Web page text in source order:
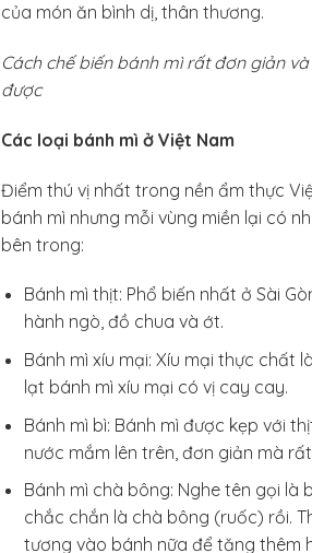
của món ăn bình dị, thân thương.
Cách chế biến bánh mì rất đơn giản
được
Các loại bánh mì ở Việt Nam
Điểm thú vị nhất trong nền ẩm thực
bánh mì nhưng mỗi vùng miền lại có
bên trong:
Bánh mì thịt: Phổ biến nhất ở Sài
hành ngò, đồ chua và ớt.
Bánh mì xíu mại: Xíu mại thực chất
lạt bánh mì xíu mại có vị cay cay.
Bánh mì bì: Bánh mì được kẹp với
nước mắm lên trên, đơn giản mà
Bánh mì chà bông: Nghe tên gọi là
chắc chắn là chà bông (ruốc) rồi.
tương vào bánh nữa để tăng thêm